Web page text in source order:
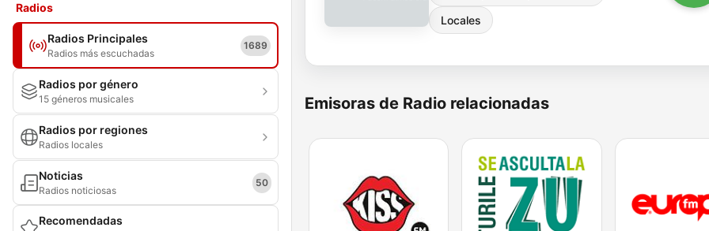
Radios
Radios Principales
Radios más escuchadas
1689
Radios por género
15 géneros musicales
Radios por regiones
Radios locales
Noticias
Radios noticiosas
50
Recomendadas
Locales
Emisoras de Radio relacionadas